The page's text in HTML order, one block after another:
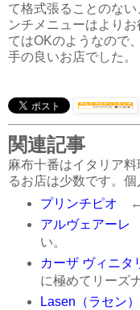
て格式張ることのな
ンチメニューはより
てはOKのようなので
手の良いお店でした。
関連記事
麻布十番はイタリア
るお店は少数です。
プリンチピオ ←
アルヴェアーレ
い。
カーザ ヴィニタ
に極めてリーズ
Lasen（ラセン）